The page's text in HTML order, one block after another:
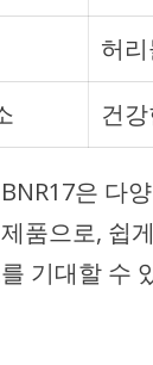
허
건
은 다
품으로, 쉽
기대할 수